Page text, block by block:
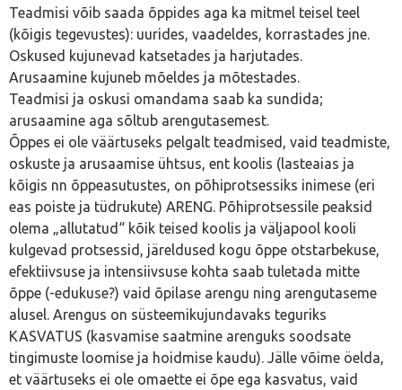
Teadmisi võib saada õppides aga ka mitmel teisel teel
(kõigis tegevustes): uurides, vaadeldes, korrastades jne.
Oskused kujunevad katsetades ja harjutades.
Arusaamine kujuneb mõeldes ja mõtestades.
Teadmisi ja oskusi omandama saab ka sundida;
arusaamine aga sõltub arengutasemest.
Õppes ei ole väärtuseks pelgalt teadmised, vaid teadmiste,
oskuste ja arusaamise ühtsus, ent koolis (lasteaias ja
kõigis nn õppeasutustes, on põhiprotsessiks inimese (eri
eas poiste ja tüdrukute) ARENG. Põhiprotsessile peaksid
olema „allutatud“ kõik teised koolis ja väljapool kooli
kulgevad protsessid, järeldused kogu õppe otstarbekuse,
efektiivsuse ja intensiivsuse kohta saab tuletada mitte
õppe (-edukuse?) vaid õpilase arengu ning arengutaseme
alusel. Arengus on süsteemikujundavaks teguriks
KASVATUS (kasvamise saatmine arenguks soodsate
tingimuste loomise ja hoidmise kaudu). Jälle võime öelda,
et väärtuseks ei ole omaette ei õpe ega kasvatus, vaid